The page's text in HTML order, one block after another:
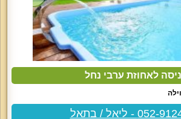
לאחוזת ערבי נחל
- ליאל / בתאל